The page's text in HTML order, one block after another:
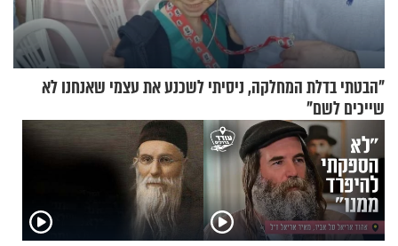
"הבטתי בדלת המחלקה, ניסיתי לשכנע את עצמי שאנחנו לא
שייכים לשם"